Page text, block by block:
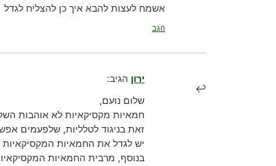
אשמח לעצות להבא איך כן להצליח לגדל
הגב
ירון הגיב:
שלום נועם,
חמאיות מקסיקאיות לא אוהבות
זאת בניגוד לטלליות, שלפעמים
יש לגדל את החמאיות המקסיקאיות בסביבה לחה של 60%
בנוסף, מרבית החמאיות